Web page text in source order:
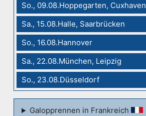
So., 09.08.Hoppegarten, Cuxhaven
Sa., 15.08.Halle, Saarbrücken
So., 16.08.Hannover
Sa., 22.08.München, Leipzig
So., 23.08.Düsseldorf
Galopprennen in Frankreich